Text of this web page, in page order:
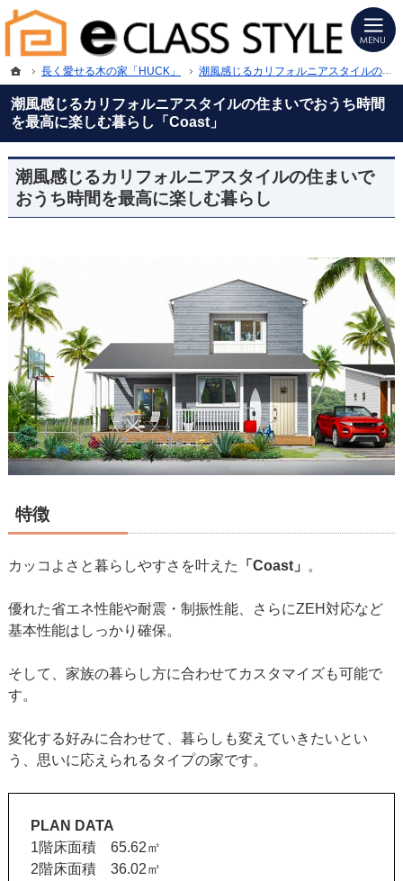
潮風感じるカリフォルニアスタイルの住まいでおうち時間
を最高に楽しむ暮らし「Coast」
プロの目線からご提案。福岡市・筑紫野市・春日市・大野城市・小郡市の注文住
福岡市・筑紫野市・春日市・大野城市・小郡市の新築・注文住宅・新築戸建てを
潮風感じるカリフォルニアスタイルの住まいで
おうち時間を最高に楽しむ暮らし
特徴
カッコよさと暮らしやすさを叶えた 「Coast」 。
優れた省エネ性能や耐震・制振性能、さらにZEH対応など
基本性能はしっかり確保。
そして、家族の暮らし方に合わせてカスタマイズも可能で
す。
変化する好みに合わせて、暮らしも変えていきたいとい
う、思いに応えられるタイプの家です。
PLAN DATA
1階床面積 65.62㎡
2階床面積 36.02㎡
ホーム
長く愛せる木の家「HUCK」 潮風感じるカリフォルニアスタイルの住まいでおうち時間を最高に楽しむ暮らし「Coast」